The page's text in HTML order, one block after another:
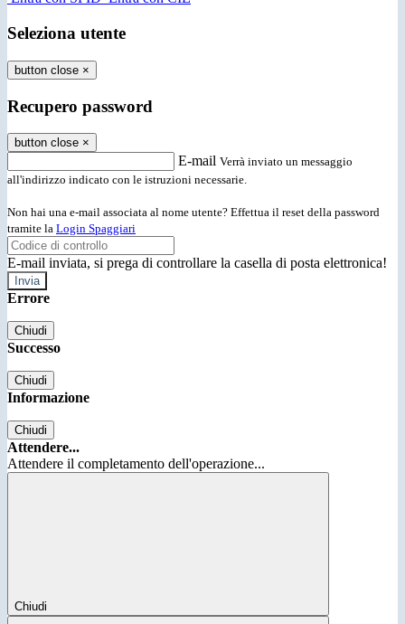
Seleziona utente
button close ×
Recupero password
button close ×
E-mail Verrà inviato un messaggio
all'indirizzo indicato con le istruzioni necessarie.
Non hai una e-mail associata al nome utente? Effettua il reset della password
tramite la Login Spaggiari
E-mail inviata, si prega di controllare la casella di posta elettronica!
Errore
Chiudi
Successo
Chiudi
Informazione
Chiudi
Attendere...
Attendere il completamento dell'operazione...
Chiudi